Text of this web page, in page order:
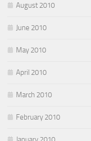
August 2010
June 2010
May 2010
April 2010
March 2010
February 2010